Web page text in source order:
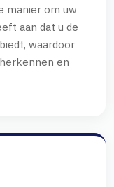
manier om uw
aan dat u de
waardoor
en